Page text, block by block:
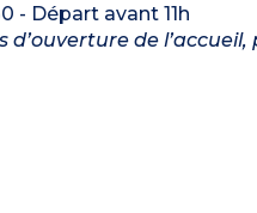
- Départ avant 11h
d’ouverture de